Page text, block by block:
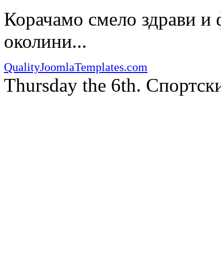
Корачамо смело здрави и
околини...
QualityJoomlaTemplates.com
Thursday the 6th.